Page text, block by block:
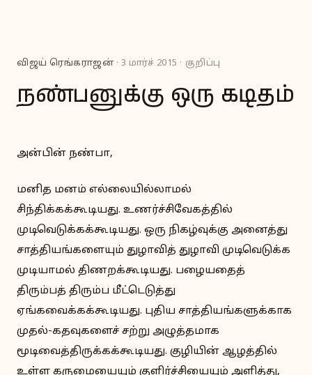
விஜய் ரெங்கராஜன்· 3 மார்ச் 2015 · குறிப்பு
நண்பனுக்கு ஒரு கடிதம்
அன்பின் நண்பா,
மனித மனம் எல்லையில்லாமல்
சிந்திக்கக்கூடியது. உணர்ச்சிவேகத்தில்
முடிவெடுக்கக்கூடியது. ஒரு நிகழ்வுக்கு அனைத்து
சாத்தியங்களையும் துழாவித் துழாவி முடிவெடுக்க
முடியாமல் திணறக்கூடியது. பழையதைத்
திரும்பத் திரும்ப மீட்டெடுத்து
ஏங்கவைக்கக்கூடியது. புதிய சாத்தியங்களுக்காக
முதல்-கதவுகளைச் சற்று அழுத்தமாக
மூடிவைத்திருக்கக்கூடியது. குழியின் ஆழத்தில்
உள்ள கருமையையும் குளிர்ச்சியையும் அளித்து,